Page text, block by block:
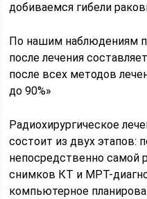
добиваемся гибели
По нашим наблюдениям
после лечения
после всех методов
до 90%»
Радиохирургическое
состоит из двух этапов:
непосредственно самой
снимков КТ и МРТ-
компьютерное